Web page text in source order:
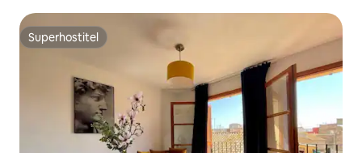
Superhostiteľ
Superhostiteľ